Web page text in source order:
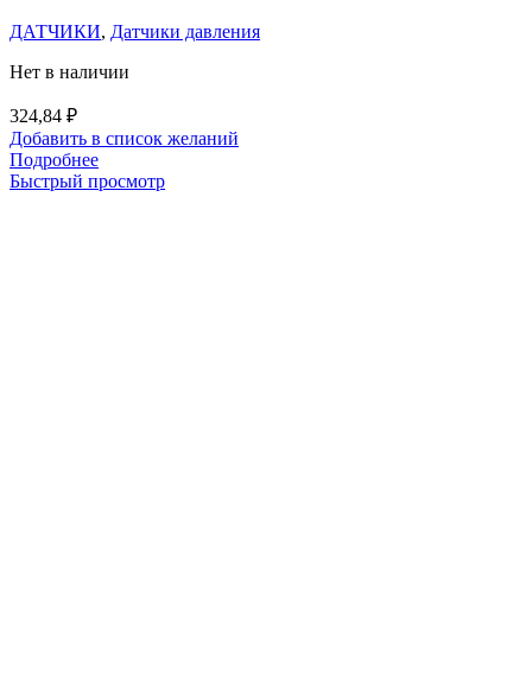
ДАТЧИКИ, Датчики давления
Нет в наличии
324,84 ₽
Добавить в список желаний
Подробнее
Быстрый просмотр